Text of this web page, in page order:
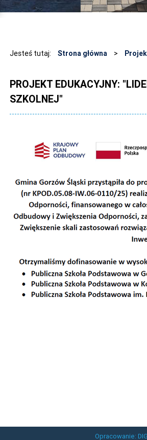
Jesteś tutaj: Strona główna >
PROJEKT EDUKACYJNY:
SZKOLNEJ"
Opracowanie: